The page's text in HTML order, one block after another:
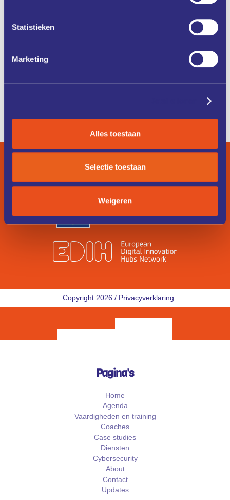
Statistieken
Marketing
Alles toestaan
Selectie toestaan
Weigeren
Copyright 2026 / Privacyverklaring
Pagina's
Home
Agenda
Vaardigheden en training
Coaches
Case studies
Diensten
Cybersecurity
About
Contact
Updates